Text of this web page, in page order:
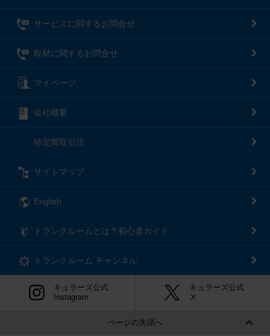
サービスに関するお問合せ
取材に関するお問合せ
マイページ
会社概要
特定商取引法
サイトマップ
English
トランクルームとは？初心者ガイド
トランクルーム チャンネル
キュラーズ公式
Instagram
キュラーズ公式
Ⅹ
ページの先頭へ